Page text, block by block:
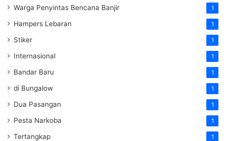
Warga Penyintas Bencana Banjir 1
Hampers Lebaran 1
Stiker 1
Internasional 1
Bandar Baru 1
di Bungalow 1
Dua Pasangan 1
Pesta Narkoba 1
Tertangkap 1